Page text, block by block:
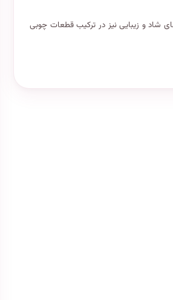
و زیبایی نیز در ترکیب قطعات چوبی